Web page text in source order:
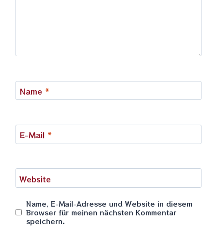
Name *
E-Mail *
Website
Name, E-Mail-Adresse und Website in diesem
Browser für meinen nächsten Kommentar
speichern.